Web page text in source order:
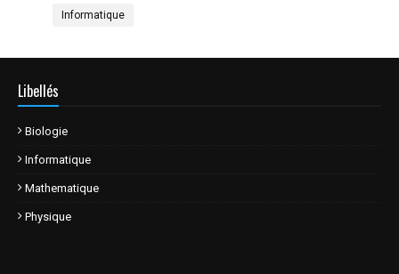
Informatique
Libellés
Biologie
Informatique
Mathematique
Physique